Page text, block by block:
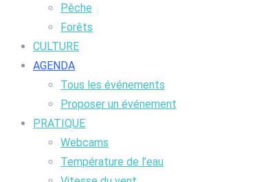
Pêche
Forêts
CULTURE
AGENDA
Tous les événements
Proposer un événement
PRATIQUE
Webcams
Température de l’eau